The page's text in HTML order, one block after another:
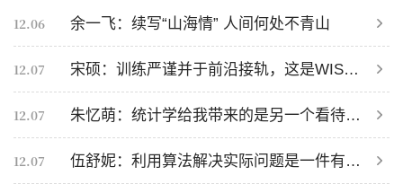
12.06 余一飞：续写“山海情” 人间何处不青山
12.07 宋硕：训练严谨并于前沿接轨，这是WISE的风格，也是支持我继续深造的重要原因
12.07 朱忆萌：统计学给我带来的是另一个看待世界的方式
12.07 伍舒妮：利用算法解决实际问题是一件有意义且有意思的事情